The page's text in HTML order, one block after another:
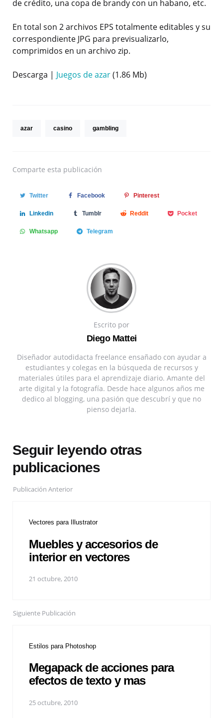
de crédito, una copa de brandy con un habano, etc.
En total son 2 archivos EPS totalmente editables y su
correspondiente JPG para previsualizarlo,
comprimidos en un archivo zip.
Descarga | Juegos de azar(1.86 Mb)
azar casino gambling
Comparte esta publicación
Twitter Facebook Pinterest
Linkedin Tumblr Reddit Pocket
Whatsapp Telegram
Escrito por
Diego Mattei
Diseñador autodidacta freelance ensañado con ayudar a
estudiantes y colegas en la búsqueda de recursos y
materiales útiles para el aprendizaje diario. Amante del
arte digital y la fotografía. Desde hace algunos años me
dedico al blogging, una pasión que descubrí y que no
pienso dejarla.
Seguir leyendo otras
publicaciones
Publicación Anterior
Vectores para Illustrator
Muebles y accesorios de
interior en vectores
21 octubre, 2010
Siguiente Publicación
Estilos para Photoshop
Megapack de acciones para
efectos de texto y mas
25 octubre, 2010